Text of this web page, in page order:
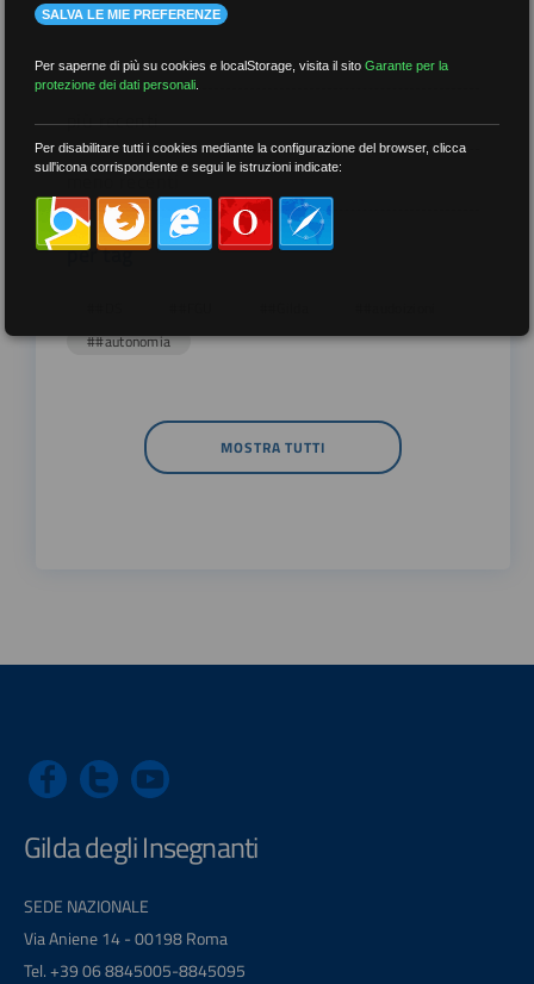
più recenti
meno recenti
per tag
##autonomia
MOSTRA TUTTI
Gilda degli Insegnanti
SEDE NAZIONALE
Via Aniene 14 - 00198 Roma
Tel. +39 06 8845005-8845095
SALVA LE MIE PREFERENZE
Per saperne di più su cookies e localStorage, visita il sitoGarante per la
protezione dei dati personali
Per disabilitare tutti i cookies mediante la configurazione del browser, clicca
sull'icona corrispondente e segui le istruzioni indicate: